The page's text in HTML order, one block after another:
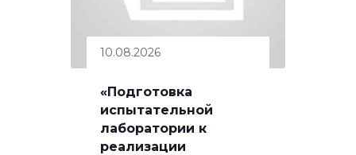
10.08.2026
«Подготовка
испытательной
лаборатории к
реализации